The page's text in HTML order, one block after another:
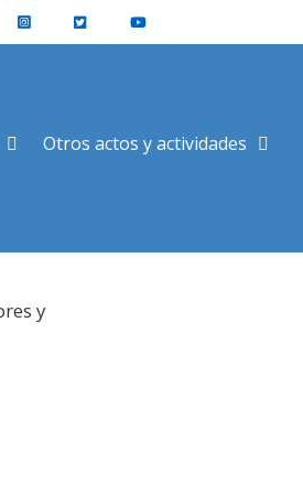
Otros actos y actividades
y